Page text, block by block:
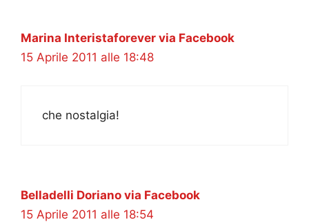
Marina Interistaforever via Facebook
15 Aprile 2011 alle 18:48
che nostalgia!
Belladelli Doriano via Facebook
15 Aprile 2011 alle 18:54